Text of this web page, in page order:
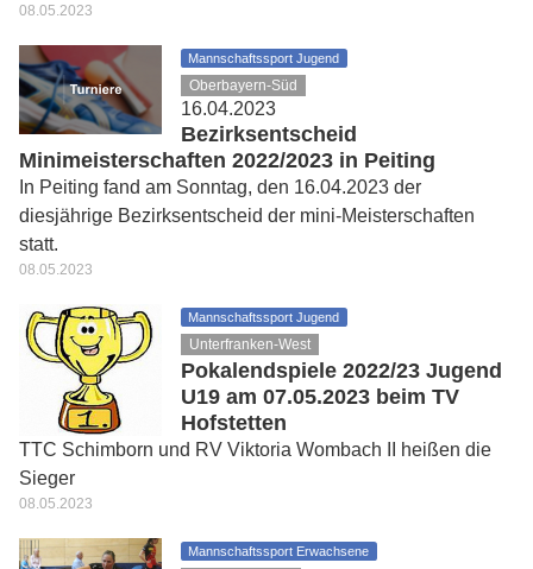
08.05.2023
Mannschaftssport Jugend
Oberbayern-Süd
16.04.2023
Bezirksentscheid
Minimeisterschaften 2022/2023 in Peiting
In Peiting fand am Sonntag, den 16.04.2023 der
diesjährige Bezirksentscheid der mini-Meisterschaften
statt.
08.05.2023
Mannschaftssport Jugend
Unterfranken-West
Pokalendspiele 2022/23 Jugend
U19 am 07.05.2023 beim TV
Hofstetten
TTC Schimborn und RV Viktoria Wombach II heißen die
Sieger
08.05.2023
Mannschaftssport Erwachsene